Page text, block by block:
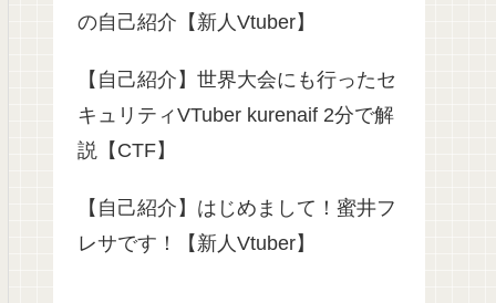
の自己紹介【新人Vtuber】
【自己紹介】世界大会にも行ったセ
キュリティVTuber kurenaif 2分で解
説【CTF】
【自己紹介】はじめまして！蜜井フ
レサです！【新人Vtuber】